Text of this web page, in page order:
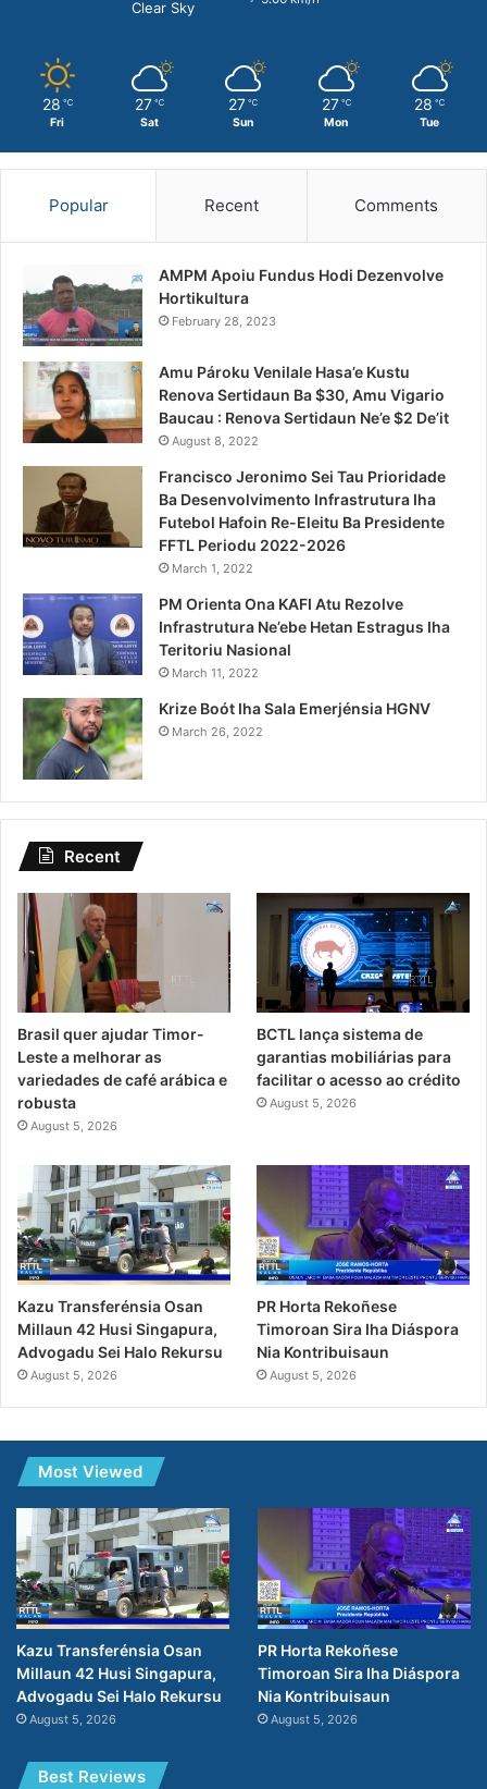
Clear Sky
28 ℃
Fri
27 ℃
Sat
27 ℃
Sun
27 ℃
Mon
28 ℃
Tue
Popular Recent Comments
AMPM Apoiu Fundus Hodi Dezenvolve
Hortikultura
February 28, 2023
Amu Pároku Venilale Hasa’e Kustu
Renova Sertidaun Ba $30, Amu Vigario
Baucau : Renova Sertidaun Ne’e $2 De’it
August 8, 2022
Francisco Jeronimo Sei Tau Prioridade
Ba Desenvolvimento Infrastrutura Iha
Futebol Hafoin Re-Eleitu Ba Presidente
FFTL Periodu 2022-2026
March 1, 2022
PM Orienta Ona KAFI Atu Rezolve
Infrastrutura Ne’ebe Hetan Estragus Iha
Teritoriu Nasional
March 11, 2022
Krize Boót Iha Sala Emerjénsia HGNV
March 26, 2022
Recent
Brasil quer ajudar Timor-
Leste a melhorar as
variedades de café arábica e
robusta
August 5, 2026
BCTL lança sistema de
garantias mobiliárias para
facilitar o acesso ao crédito
August 5, 2026
Kazu Transferénsia Osan
Millaun 42 Husi Singapura,
Advogadu Sei Halo Rekursu
August 5, 2026
PR Horta Rekoñese
Timoroan Sira Iha Diáspora
Nia Kontribuisaun
August 5, 2026
Most Viewed
Kazu Transferénsia Osan
Millaun 42 Husi Singapura,
Advogadu Sei Halo Rekursu
August 5, 2026
PR Horta Rekoñese
Timoroan Sira Iha Diáspora
Nia Kontribuisaun
August 5, 2026
Best Reviews